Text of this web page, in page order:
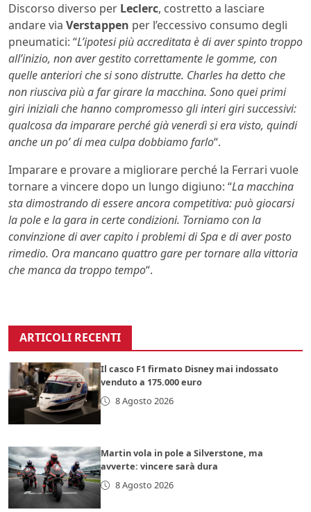
Discorso diverso per Leclerc, costretto a lasciare
andare via Verstappen per l’eccessivo consumo degli
pneumatici: “L’ipotesi più accreditata è di aver spinto troppo
all’inizio, non aver gestito correttamente le gomme, con
quelle anteriori che si sono distrutte. Charles ha detto che
non riusciva più a far girare la macchina. Sono quei primi
giri iniziali che hanno compromesso gli interi giri successivi:
qualcosa da imparare perché già venerdì si era visto, quindi
anche un po’ di mea culpa dobbiamo farlo“.
Imparare e provare a migliorare perché la Ferrari vuole
tornare a vincere dopo un lungo digiuno: “La macchina
sta dimostrando di essere ancora competitiva: può giocarsi
la pole e la gara in certe condizioni. Torniamo con la
convinzione di aver capito i problemi di Spa e di aver posto
rimedio. Ora mancano quattro gare per tornare alla vittoria
che manca da troppo tempo“.
ARTICOLI RECENTI
Il casco F1 firmato Disney mai indossato
venduto a 175.000 euro
8 Agosto 2026
Martin vola in pole a Silverstone, ma
avverte: vincere sarà dura
8 Agosto 2026